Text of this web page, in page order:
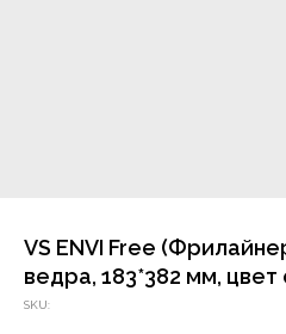
VS ENVI Free
ведра, 183*382 мм,
SKU: